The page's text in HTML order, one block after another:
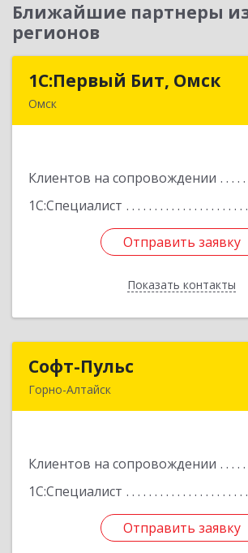
Ближайшие партнеры
регионов
1С:Первый Бит, Омск
Омск
Клиентов на сопровождении
1С:Специалист
Отправить заявку
Показать контакты
1С:Первый
Отправить заявку
Назад
Софт-Пульс
Горно-Алтайск
Клиентов на сопровождении
1С:Специалист
Отправить заявку
Отправить заявку